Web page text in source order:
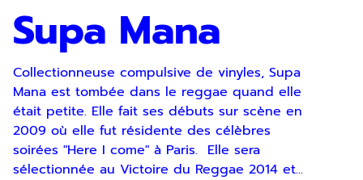
Supa Mana
Collectionneuse compulsive de vinyles, Supa
Mana est tombée dans le reggae quand elle
était petite. Elle fait ses débuts sur scène en
2009 où elle fut résidente des célèbres
soirées "Here I come" à Paris. Elle sera
sélectionnée au Victoire du Reggae 2014 et...